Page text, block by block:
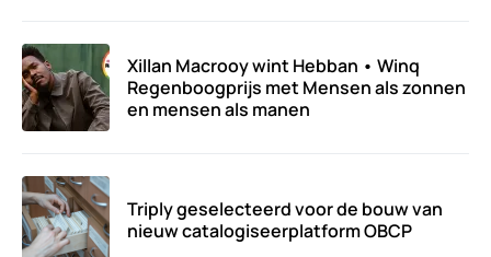
Xillan Macrooy wint Hebban • Winq
Regenboogprijs met Mensen als zonnen
en mensen als manen
Triply geselecteerd voor de bouw van
nieuw catalogiseerplatform OBCP